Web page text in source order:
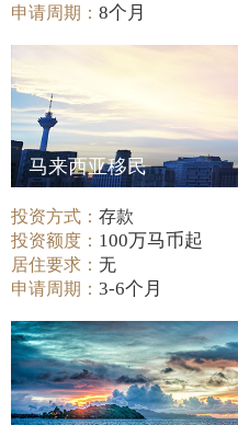
申请周期：8个月
马来西亚移民
投资方式：存款
投资额度： 100万马币起
居住要求：无
申请周期：3-6个月